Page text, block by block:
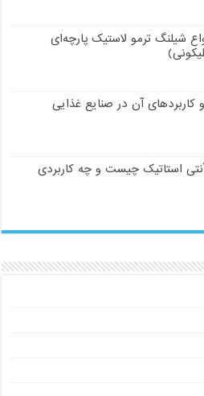
شیلنگ ترمو لاستیک پارچه‌ای
کاربردهای آن در صنایع غذایی
استاتیک چیست و چه کاربردی